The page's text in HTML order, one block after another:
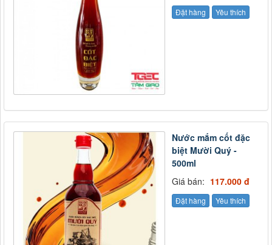
Đặt hàng Yêu thích
Nước mắm cốt đặc
biệt Mười Quý -
500ml
Giá bán: 117.000 đ
Đặt hàng Yêu thích